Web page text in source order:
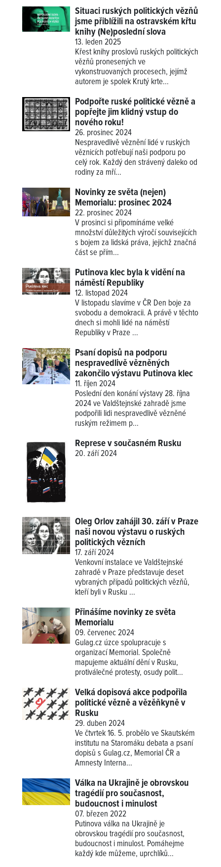
Situaci ruských politických vězňů
jsme přiblížili na ostravském křtu
knihy (Ne)poslední slova
13. leden 2025
Křest knihy proslovů ruských politických
vězňů pronesených ve
vykonstruovaných procesech, jejímž
autorem je spolek Krutý krte...
Podpořte ruské politické vězně a
popřejte jim klidný vstup do
nového roku!
26. prosinec 2024
Nespravedlivě věznění lidé v ruských
věznicích potřebují naši podporu po
celý rok. Každý den strávený daleko od
rodiny za mří...
Novinky ze světa (nejen)
Memorialu: prosinec 2024
22. prosinec 2024
V prosinci si připomínáme velké
množství důležitých výročí souvisejících
s bojem za lidská práva, jejichž značná
část se přím...
Putinova klec byla k vidění na
náměstí Republiky
12. listopad 2024
V listopadu slavíme v ČR Den boje za
svobodu a demokracii. A právě v těchto
dnech si mohli lidé na náměstí
Republiky v Praze ...
Psaní dopisů na podporu
nespravedlivě vězněných
zakončilo výstavu Putinova klec
11. říjen 2024
Poslední den konání výstavy 28. října
2024 ve Valdštejnské zahradě jsme
podpořili lidi nespravedlivě vězněné
ruským režimem p...
Represe v současném Rusku
20. září 2024
Oleg Orlov zahájil 30. září v Praze
naši novou výstavu o ruských
politických vězních
17. září 2024
Venkovní instalace ve Valdštejnské
zahradě v Praze představuje deset
vybraných případů politických vězňů,
kteří byli v Rusku ...
Přinášíme novinky ze světa
Memorialu
09. červenec 2024
Gulag.cz úzce spolupracuje s
organizací Memorial. Společně
mapujeme aktuální dění v Rusku,
protiválečné protesty, osudy polit...
Velká dopisová akce podpořila
politické vězně a vězěňkyně v
Rusku
29. duben 2024
Ve čtvrtek 16. 5. probělo ve Skautském
institutu na Staromáku debata a psaní
dopisů s Gulag.cz, Memorial ČR a
Amnesty Interna...
Válka na Ukrajině je obrovskou
tragédií pro současnost,
budoucnost i minulost
07. březen 2022
Putinova válka na Ukrajině je
obrovskou tragédií pro současnost,
budoucnost i minulost. Pomáhejme
každý kde můžeme, uprchlíků...